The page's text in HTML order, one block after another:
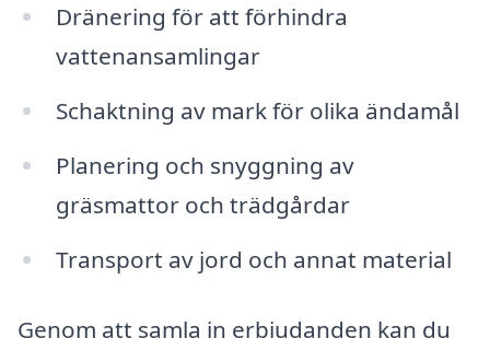
Dränering för att förhindra
vattenansamlingar
Schaktning av mark för olika ändamål
Planering och snyggning av
gräsmattor och trädgårdar
Transport av jord och annat material
Genom att samla in erbjudanden kan du